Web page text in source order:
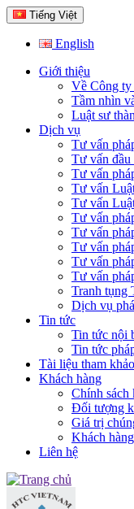
Tiếng Việt
English
Giới thiệu
Về Công
Tầm nhìn
Luật sư
Dịch vụ
Tư vấn
Tư vấn đầu
Tư vấn
Tư vấn
Tư vấn
Tư vấn
Tư vấn
Tư vấn
Tư vấn
Tư vấn
Tranh tụng
Dịch vụ
Tin tức
Tin tức nội
Tin tức
Tài liệu tham khảo
Khách hàng
Chính sách
Đối tượng
Giá trị
Khách
Liên hệ